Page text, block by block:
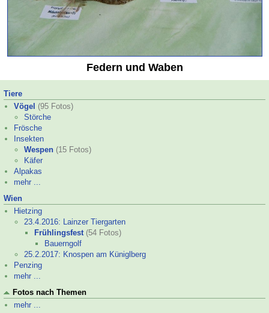
Federn und Waben
Tiere
Vögel (95 Fotos)
Störche
Frösche
Insekten
Wespen (15 Fotos)
Käfer
Alpakas
mehr ...
Wien
Hietzing
23.4.2016: Lainzer Tiergarten
Frühlingsfest (54 Fotos)
Bauerngolf
25.2.2017: Knospen am Küniglberg
Penzing
mehr ...
Fotos nach Themen
mehr ...